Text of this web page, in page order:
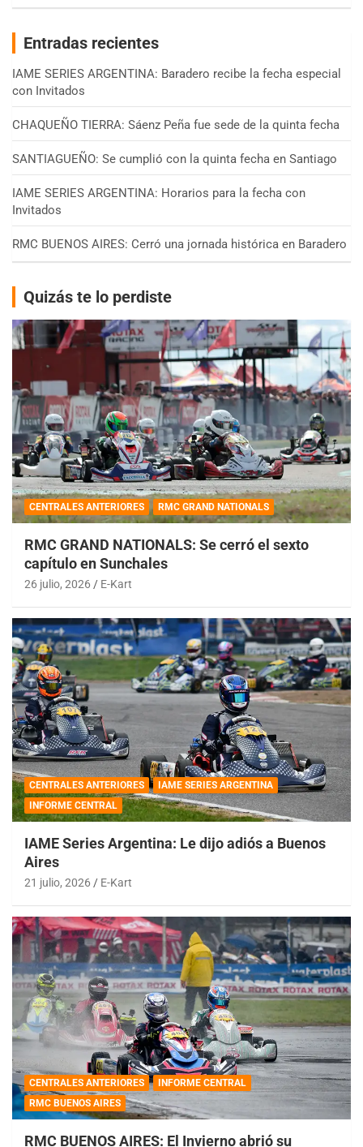
Entradas recientes
IAME SERIES ARGENTINA: Baradero recibe la fecha especial
con Invitados
CHAQUEÑO TIERRA: Sáenz Peña fue sede de la quinta fecha
SANTIAGUEÑO: Se cumplió con la quinta fecha en Santiago
IAME SERIES ARGENTINA: Horarios para la fecha con
Invitados
RMC BUENOS AIRES: Cerró una jornada histórica en Baradero
Quizás te lo perdiste
CENTRALES ANTERIORES RMC GRAND NATIONALS
RMC GRAND NATIONALS: Se cerró el sexto
capítulo en Sunchales
26 julio, 2026 E-Kart
CENTRALES ANTERIORES
IAME SERIES ARGENTINA
INFORME CENTRAL
IAME Series Argentina: Le dijo adiós a Buenos
Aires
21 julio, 2026 E-Kart
CENTRALES ANTERIORES
INFORME CENTRAL
RMC BUENOS AIRES
RMC BUENOS AIRES: El Invierno abrió su